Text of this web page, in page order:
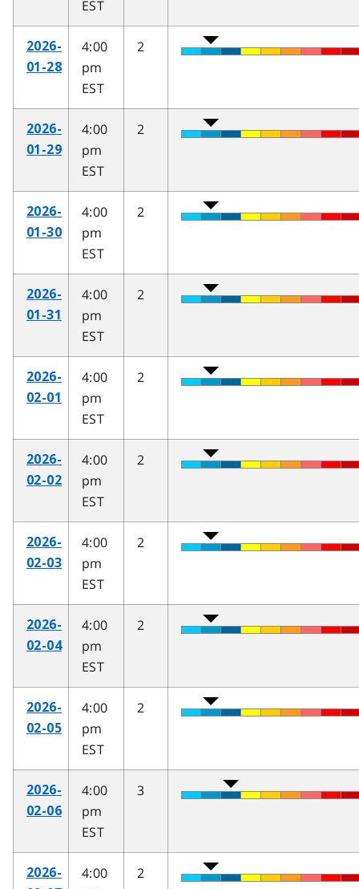
EST
2026-
01-28
4:00
pm
EST
2
2026-
01-29
4:00
pm
EST
2
2026-
01-30
4:00
pm
EST
2
2026-
01-31
4:00
pm
EST
2
2026-
02-01
4:00
pm
EST
2
2026-
02-02
4:00
pm
EST
2
2026-
02-03
4:00
pm
EST
2
2026-
02-04
4:00
pm
EST
2
2026-
02-05
4:00
pm
EST
2
2026-
02-06
4:00
pm
EST
3
2026-
4:00
2